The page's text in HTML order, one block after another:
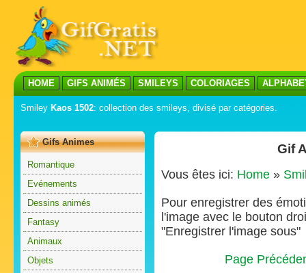
HOME GIFS ANIMÉS SMILEYS COLORIAGES
Smiley Kaos 1502: collection des smileys, divisé par catégories.
Gifs Animes
Romantique
Evénements
Dessins animés
Fantasy
Animaux
Objets
Gif
Vous êtes ici: Home »
Pour enregistrer des
l'image avec le bouton
"Enregistrer l'image sous"
Page